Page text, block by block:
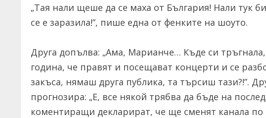
„Тая нали щеше да се маха от България! Нали тук
се е заразила!”, пише една от фенките на шоуто.
Друга допълва: „Ама, Марианче… Къде си
година, че правят и посещават концерти и се
закъса, нямаш друга публика, та търсиш тази?!”.
прогнозира: „Е, все някой трябва да бъде на
коментиращи декларират, че ще сменят канала